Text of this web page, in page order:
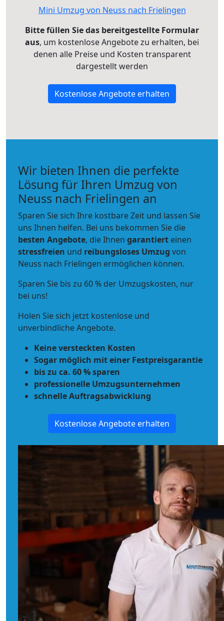
Mini Umzug von Neuss nach Frielingen
Bitte füllen Sie das bereitgestellte Formular
aus, um kostenlose Angebote zu erhalten, bei
denen alle Preise und Kosten transparent
dargestellt werden
Kostenlose Angebote erhalten
Wir bieten Ihnen die perfekte
Lösung für Ihren Umzug von
Neuss nach Frielingen an
Sparen Sie sich Ihre kostbare Zeit und lassen Sie
uns Ihnen helfen. Bei uns bekommen Sie die
besten Angebote, die Ihnen garantiert einen
stressfreien und reibungsloses Umzug von
Neuss nach Frielingen ermöglichen können.
Sparen Sie bis zu 60 % der Umzugskosten, nur
bei uns!
Holen Sie sich jetzt kostenlose und
unverbindliche Angebote.
Keine versteckten Kosten
Sogar möglich mit einer Festpreisgarantie
bis zu ca. 60 % sparen
professionelle Umzugsunternehmen
schnelle Auftragsabwicklung
Kostenlose Angebote erhalten